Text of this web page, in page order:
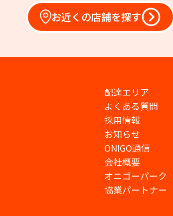
お近くの店舗を探す
配達エリア
よくある質問
採用情報
お知らせ
ONIGO通信
会社概要
オニゴーパーク
協業パートナー